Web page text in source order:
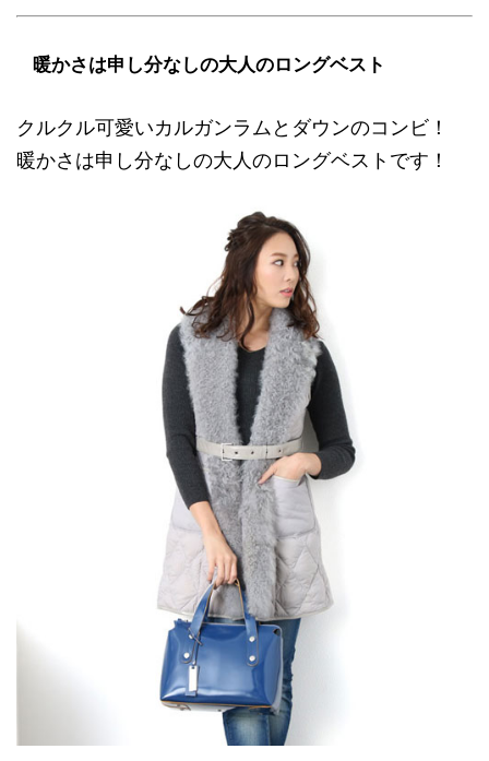
暖かさは申し分なしの大人のロングベスト
クルクル可愛いカルガンラムとダウンのコンビ！
暖かさは申し分なしの大人のロングベストです！